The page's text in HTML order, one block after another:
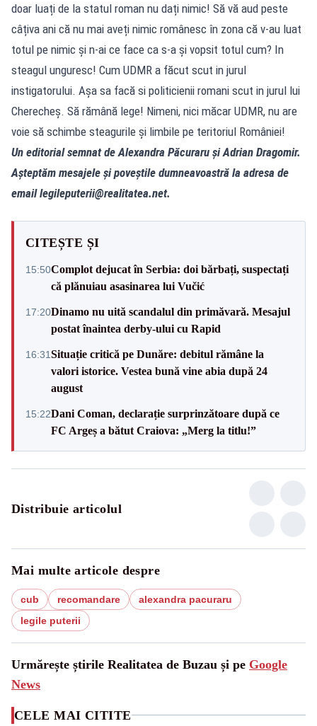
doar luați de la statul roman nu dați nimic! Să vă aud peste
câțiva ani că nu mai aveți nimic românesc în zona că v-au luat
totul pe nimic și n-ai ce face ca s-a și vopsit totul cum? In
steagul unguresc! Cum UDMR a făcut scut in jurul
instigatorului. Așa sa facă si politicienii romani scut in jurul lui
Cherecheș. Să rămână lege! Nimeni, nici măcar UDMR, nu are
voie să schimbe steagurile și limbile pe teritoriul României!
Un editorial semnat de Alexandra Păcuraru și Adrian Dragomir.
Așteptăm mesajele și poveștile dumneavoastră la adresa de
emaillegileputerii@realitatea.net.
CITEȘTE ȘI
15:50Complot dejucat în Serbia: doi bărbați, suspectați
că plănuiau asasinarea lui Vučić
17:20Dinamo nu uită scandalul din primăvară. Mesajul
postat înaintea derby-ului cu Rapid
16:31Situație critică pe Dunăre: debitul rămâne la
valori istorice. Vestea bună vine abia după 24
august
15:22Dani Coman, declarație surprinzătoare după ce
FC Argeș a bătut Craiova: „Merg la titlu!”
Distribuie articolul
Mai multe articole despre
cub recomandare
alexandra pacuraru
legile puterii
Urmărește știrile Realitatea de Buzau și pe Google
News
CELE MAI CITITE